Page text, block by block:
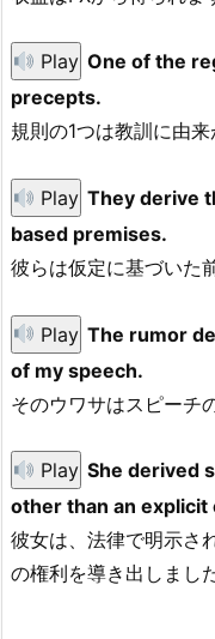
Play One of the
precepts.
規則の1つは教訓に由
Play They derive
based premises.
彼らは仮定に基づいた
Play The rumor
of my speech.
そのウワサはスピーチ
Play She derived
other than an
彼女は、法律で明示さ
の権利を導き出しまし